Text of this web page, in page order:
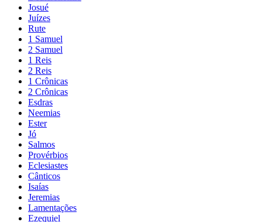
Josué
Juízes
Rute
1 Samuel
2 Samuel
1 Reis
2 Reis
1 Crônicas
2 Crônicas
Esdras
Neemias
Ester
Jó
Salmos
Provérbios
Eclesiastes
Cânticos
Isaías
Jeremias
Lamentações
Ezequiel